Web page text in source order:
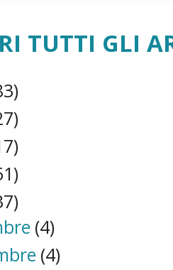
TUTTI GLI
(4)
(4)